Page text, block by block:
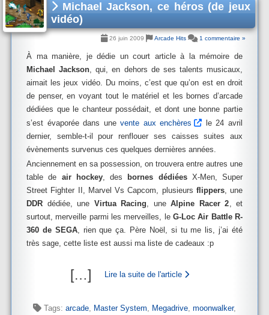
Michael Jackson, ce héros (de jeux
vidéo)
26 juin 2009 Arcade Hits 1 commentaire »
À ma manière, je dédie un court article à la mémoire de
Michael Jackson, qui, en dehors de ses talents musicaux,
aimait les jeux vidéo. Du moins, c’est que qu’on est en droit
de penser, en voyant tout le matériel et les bornes d’arcade
dédiées que le chanteur possédait, et dont une bonne partie
s’est évaporée dans unevente aux enchères
le 24 avril
dernier, semble-t-il pour renflouer ses caisses suites aux
évènements survenus ces quelques dernières années.
Anciennement en sa possession, on trouvera entre autres une
table de air hockey, des bornes dédiéesX-Men, Super
Street Fighter II, Marvel Vs Capcom, plusieurs flippers, une
DDR dédiée, une Virtua Racing, uneAlpine Racer 2, et
surtout, merveille parmi les merveilles, le G-Loc Air Battle R-
360 de SEGA, rien que ça. Père Noël, si tu me lis, j’ai été
très sage, cette liste est aussi ma liste de cadeaux :p
[…] Lire la suite de l'article
Tags: arcade, Master System, Megadrive, moonwalker,